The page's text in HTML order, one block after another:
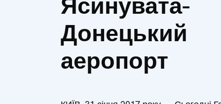
Донецький
аеропорт